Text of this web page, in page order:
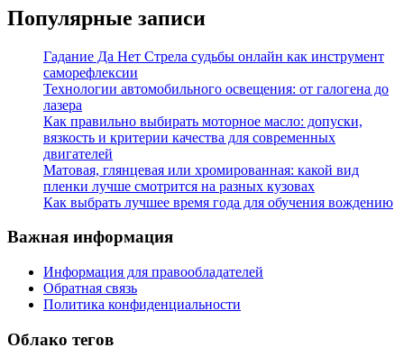
Популярные записи
Гадание Да Нет Стрела судьбы онлайн как инструмент
саморефлексии
Технологии автомобильного освещения: от галогена до
лазера
Как правильно выбирать моторное масло: допуски,
вязкость и критерии качества для современных
двигателей
Матовая, глянцевая или хромированная: какой вид
пленки лучше смотрится на разных кузовах
Как выбрать лучшее время года для обучения вождению
Важная информация
Информация для правообладателей
Обратная связь
Политика конфиденциальности
Облако тегов